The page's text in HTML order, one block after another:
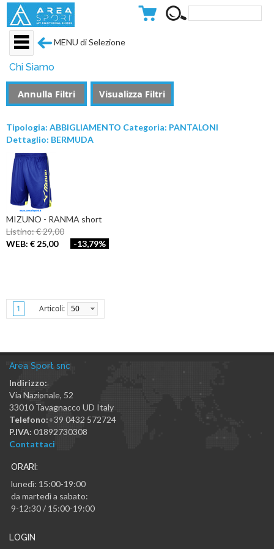
MENU di Selezione
Chi Siamo
Annulla Filtri Visualizza Filtri
Tipologia: ABBIGLIAMENTO Categoria: PANTALONI
Dettaglio: BERMUDA
MIZUNO - RANMA short
Listino: € 29,00
WEB: € 25,00
-13,79%
1 Articoli: 50
Area Sport snc
Indirizzo:
Via Nazionale, 52
33010 Tavagnacco UD Italy
Telefono:+39 0432 572724
P.IVA: 01892730308
Contattaci
ORARI:
lunedì: 15:00-19:00
da martedì a sabato:
9-12:30 / 15:00-19:00
LOGIN